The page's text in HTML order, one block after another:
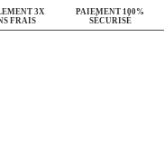
3X
FRAIS
PAIEMENT 100%
SÉCURISÉ